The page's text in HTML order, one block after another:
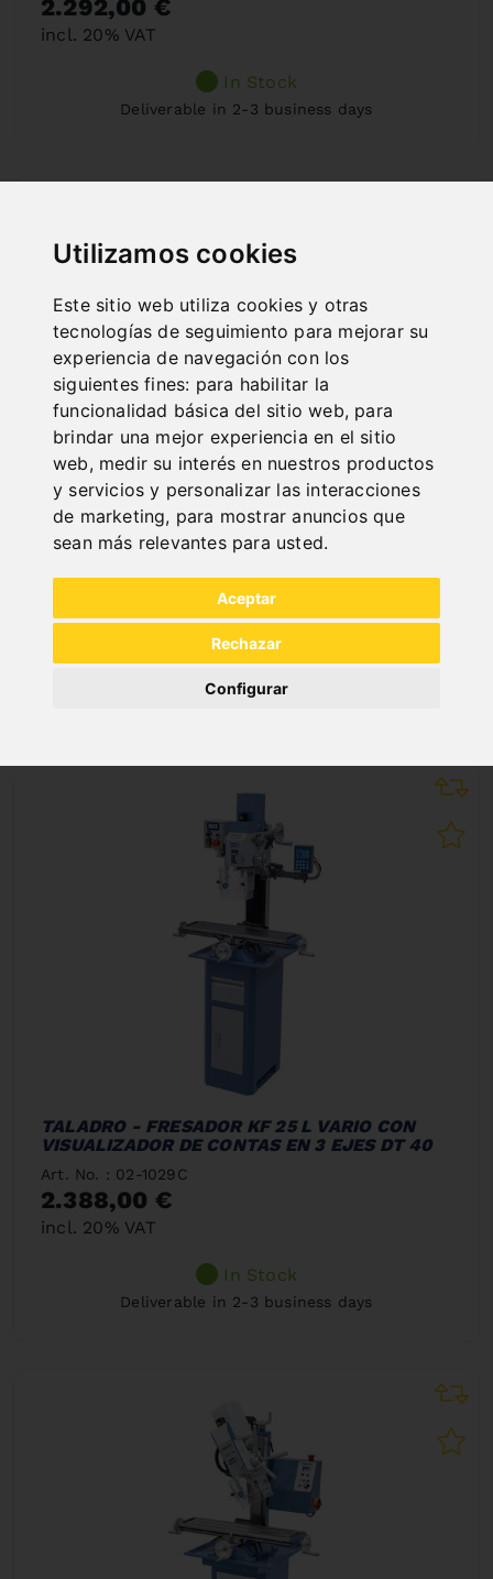
Utilizamos cookies
Este sitio web utiliza cookies y otras
tecnologías de seguimiento para mejorar su
experiencia de navegación con los
siguientes fines: para habilitar la
funcionalidad básica del sitio web, para
brindar una mejor experiencia en el sitio
web, medir su interés en nuestros productos
y servicios y personalizar las interacciones
de marketing, para mostrar anuncios que
sean más relevantes para usted.
Aceptar
Rechazar
Configurar
2.292,00 €
incl. 20% VAT
In Stock
Deliverable in 2-3 business days
TALADRO - FRESADOR KF 25 L VARIO
incl. 20% VAT
In Stock
Deliverable in 2-3 business days
TALADRO - FRESADOR KF 25 L VARIO CON
VISUALIZADOR DE CONTAS EN 3 EJES DT 40
Art. No. : 02-1029C
2.388,00 €
incl. 20% VAT
In Stock
Deliverable in 2-3 business days